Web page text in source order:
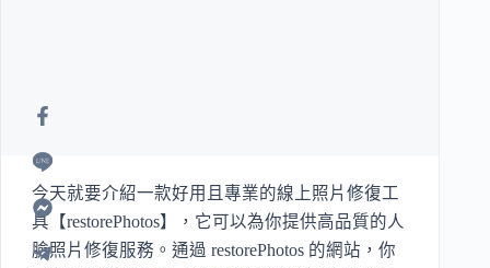
今天就要介紹一款好用且專業的線上照片修復工
具【restorePhotos】，它可以為你提供高品質的人
臉照片修復服務。通過 restorePhotos 的網站，你